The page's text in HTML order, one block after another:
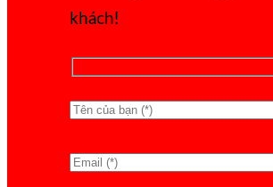
khách!